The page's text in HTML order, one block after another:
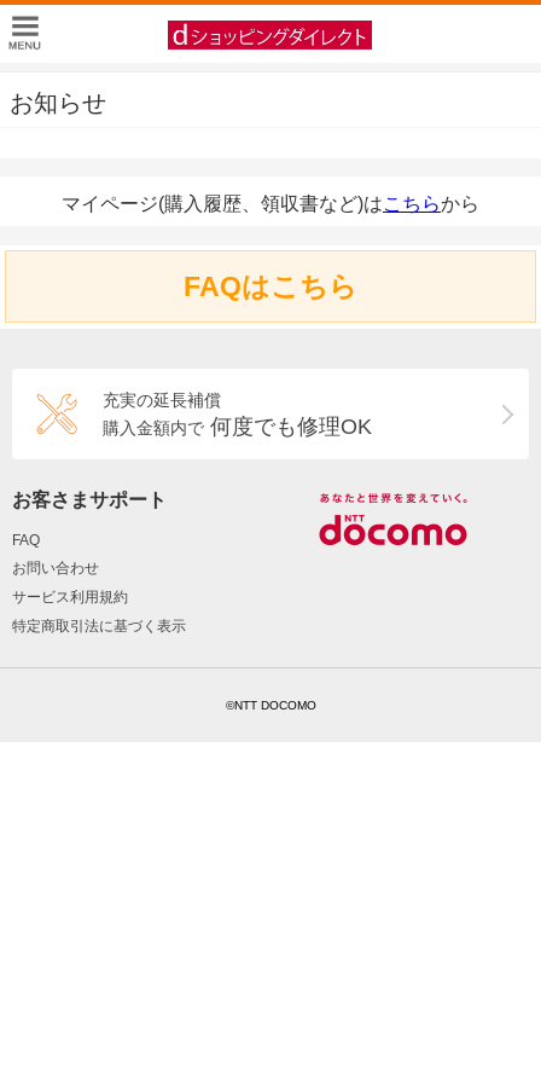
お知らせ
マイページ(購入履歴、領収書など)はこちらから
FAQはこちら
充実の延長補償
購入金額内で 何度でも修理OK
お客さまサポート
FAQ
お問い合わせ
サービス利用規約
特定商取引法に基づく表示
©NTT DOCOMO